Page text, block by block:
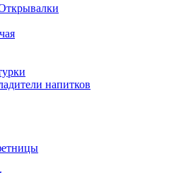
напитков